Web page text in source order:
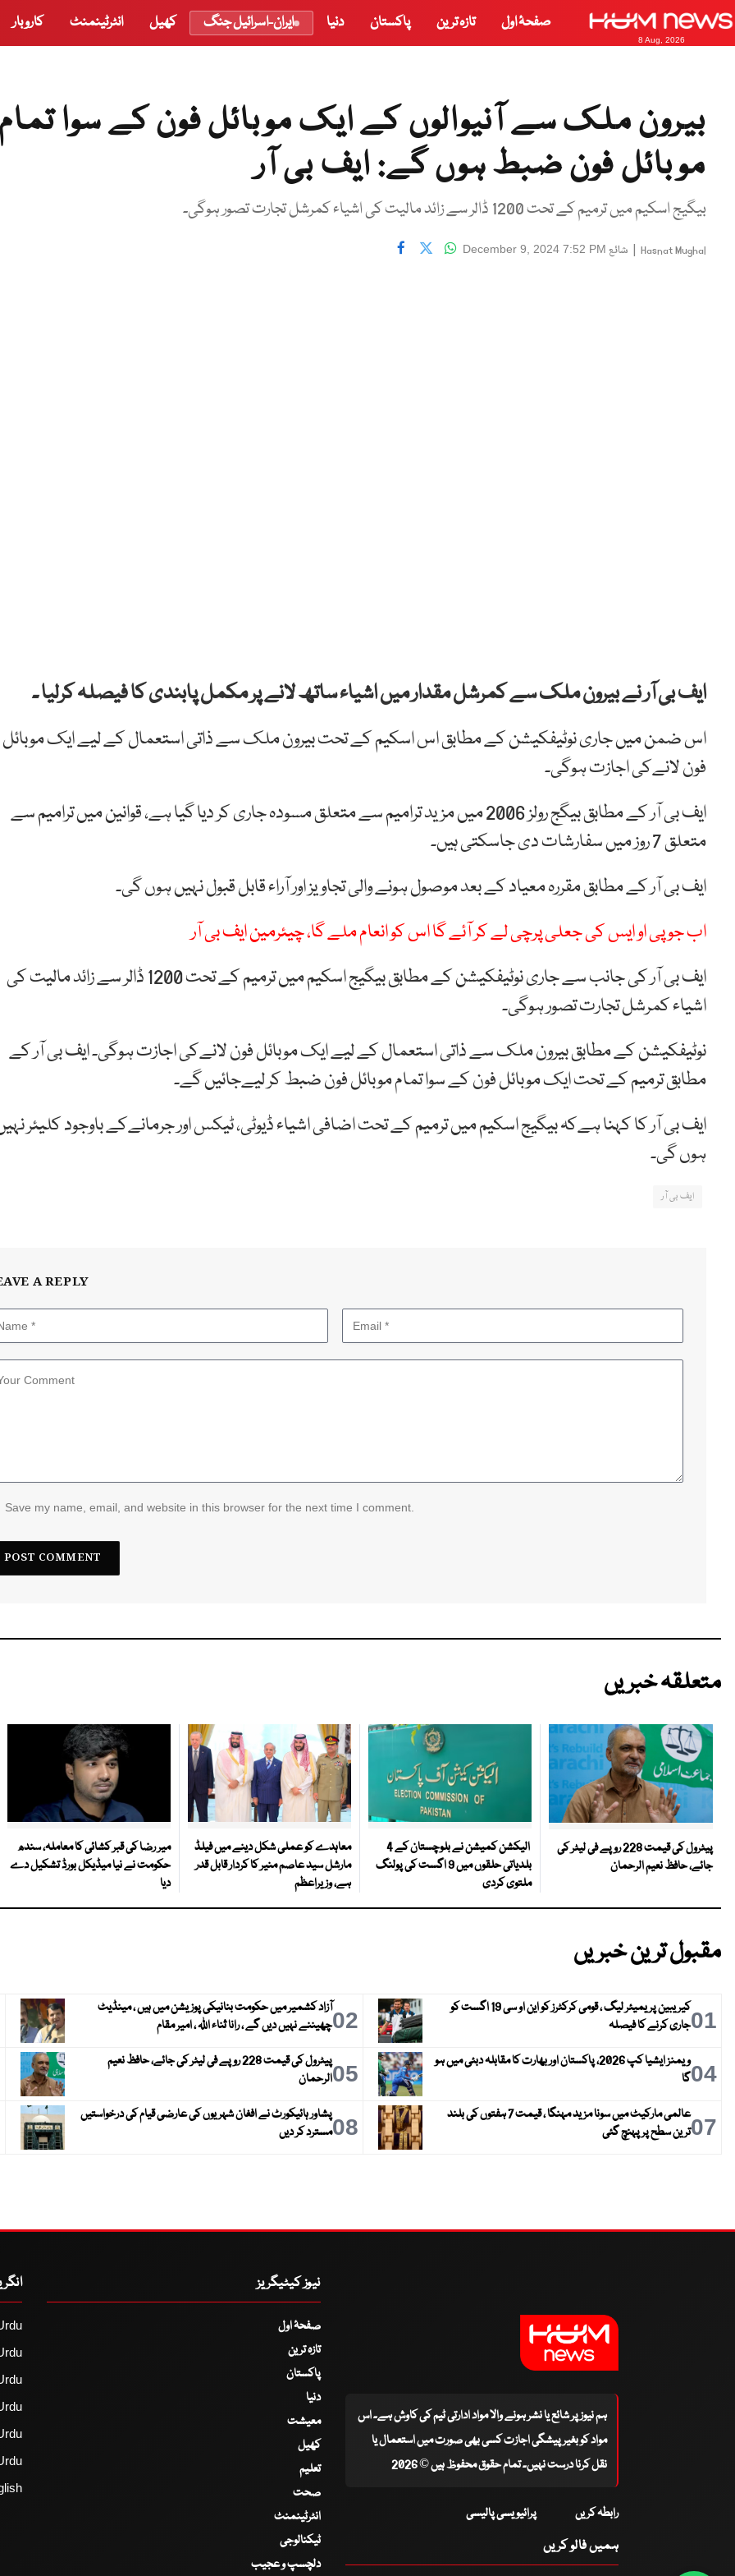
8 Aug, 2026
صفحۂ اول تازہ ترین پاکستان دنیا ایران-اسرائیل جنگ کھیل انٹرٹینمنٹ کاروبار
بیرون ملک سے آنیوالوں کے ایک موبائل فون کے سوا
موبائل فون ضبط ہوں گے: ایف بی آر
بیگیج اسکیم میں ترمیم کے تحت 1200 ڈالر سے زائد مالیت کی اشیاء کمرشل تجارت تصور ہوگی۔
Hasnat Mughal
| شائع December 9, 2024 7:52 PM
ایف بی آر نے بیرون ملک سے کمرشل مقدار میں اشیاء ساتھ لانے پر مکمل پابندی کا فیصلہ کرلیا ۔
اس ضمن میں جاری نوٹیفکیشن کے مطابق اس اسکیم کے تحت بیرون ملک سے ذاتی استعمال کے لیے ایک موبائل
فون لانےکی اجازت ہوگی۔
ایف بی آر کے مطابق بیگج رولز 2006 میں مزید ترامیم سے متعلق مسودہ جاری کر دیا گیا ہے، قوانین میں ترامیم سے
متعلق 7 روز میں سفارشات دی جاسکتی ہیں۔
ایف بی آر کے مطابق مقررہ معیاد کے بعد موصول ہونے والی تجاویز اور آراء قابل قبول نہیں ہوں گی۔
اب جو پی او ایس کی جعلی پرچی لے کر آئے گا اس کو انعام ملے گا، چیئرمین ایف بی آر
ایف بی آر کی جانب سے جاری نوٹیفکیشن کے مطابق بیگیج اسکیم میں ترمیم کے تحت 1200 ڈالر سے زائد مالیت کی
اشیاء کمرشل تجارت تصور ہوگی۔
نوٹیفکیشن کے مطابق بیرون ملک سے ذاتی استعمال کے لیے ایک موبائل فون لانےکی اجازت ہوگی۔ ایف بی آر کے
مطابق ترمیم کے تحت ایک موبائل فون کے سوا تمام موبائل فون ضبط کر لیےجائیں گے۔
ایف بی آر کا کہنا ہےکہ بیگیج اسکیم میں ترمیم کے تحت اضافی اشیاء ڈیوٹی، ٹیکس اور جرمانےکے باوجود کلیئر
ہوں گی۔
ایف بی آر
A REPLY
Save my name, email, and website in this browser for the next time I comment.
متعلقہ خبریں
پیٹرول کی قیمت 228 روپے فی لیٹر کی
جائے، حافظ نعیم الرحمان
الیکشن کمیشن نے بلوچستان کے 4
بلدیاتی حلقوں میں 9 اگست کی پولنگ
ملتوی کردی
معاہدے کو عملی شکل دینے میں فیلڈ
مارشل سید عاصم منیر کا کردار قابل قدر
ہے، وزیراعظم
میر رضا کی قبر کشائی کا معاملہ، سندھ
حکومت نے نیا میڈیکل بورڈ تشکیل دے
دیا
مقبول ترین خبریں
01
کیریبین پریمیئر لیگ ، قومی کرکٹرز کو این او سی 19 اگست کو
جاری کرنے کا فیصلہ
02آزاد کشمیر میں حکومت بنانیکی پوزیشن میں ہیں ، مینڈیٹ
چھیننے نہیں دیں گے ، رانا ثناء اللہ ، امیر مقام
04
ویمنز ایشیا کپ 2026، پاکستان اور بھارت کا مقابلہ دبئی میں ہو
گا
05
پیٹرول کی قیمت 228 روپے فی لیٹر کی جائے، حافظ نعیم
الرحمان
07
عالمی مارکیٹ میں سونا مزید مہنگا ، قیمت 7 ہفتوں کی بلند
ترین سطح پر پہنچ گئی
08پشاور ہائیکورٹ نے افغان شہریوں کی عارضی قیام کی درخواستیں
مسترد کر دیں
ہم نیوز پر شائع یا نشر ہونے والا مواد ادارتی ٹیم کی کاوش ہے۔ اس
مواد کو بغیر پیشگی اجازت کسی بھی صورت میں استعمال یا
نقل کرنا درست نہیں۔ تمام حقوق محفوظ ہیں © 2026
رابطہ کریں پرائیویسی پالیسی
ہمیں فالو کریں
نیوز کیٹیگریز
صفحۂ اول
تازہ ترین
پاکستان
دنیا
معیشت
کھیل
تعلیم
صحت
انٹرٹینمنٹ
ٹیکنالوجی
دلچسپ و عجیب